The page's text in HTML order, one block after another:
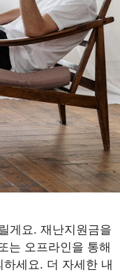
게요. 재난지원금을
는 오프라인을 통해
세요. 더 자세한 내